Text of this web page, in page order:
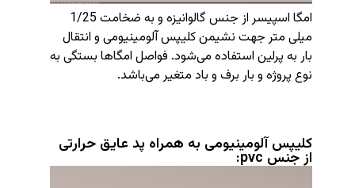
امگا اسپیسر از جنس گالوانیزه و به ضخامت 1/25
میلی متر جهت نشیمن کلیپس آلومینیومی و انتقال
بار به پرلین استفاده می‌شود. فواصل امگاها بستگی به
نوع پروژه و بار برف و باد متغیر می‌باشد.
کلیپس آلومینیومی به همراه پد عایق حرارتی
از جنس pvc: